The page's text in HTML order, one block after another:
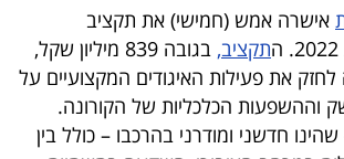
אישרה אמש (חמישי) את תקציב
תקציב,
בגובה 839 מיליון שקל,
את פעילות האיגודים המקצועיים על
הכלכליות של הקורונה.
חדשני ומודרני בהרכבו – כולל בין